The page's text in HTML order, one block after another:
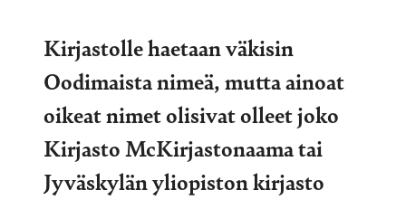
Kirjastolle haetaan väkisin
Oodimaista nimeä, mutta ainoat
oikeat nimet olisivat olleet joko
Kirjasto McKirjastonaama tai
Jyväskylän yliopiston kirjasto